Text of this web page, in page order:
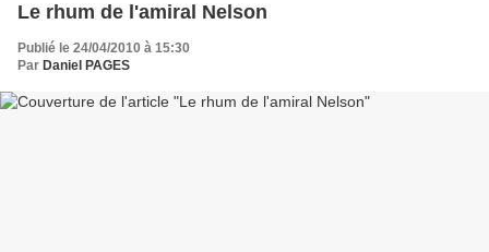
Le rhum de l'amiral Nelson
Publié le 24/04/2010 à 15:30
Par Daniel PAGES